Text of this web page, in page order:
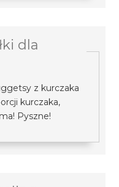
dla
z kurczaka
kurczaka,
Pyszne!